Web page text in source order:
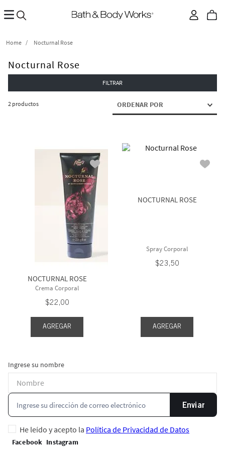
Nocturnal Rose
Nocturnal Rose
FILTRAR
2 productos ORDENAR POR
NOCTURNAL ROSE
Crema Corporal
$22,00
AGREGAR
NOCTURNAL ROSE
Spray Corporal
$23,50
AGREGAR
Ingrese su nombre
Enviar
He leído y acepto la Política de Privacidad de Datos